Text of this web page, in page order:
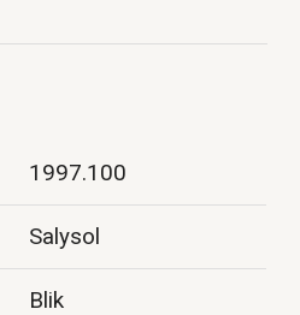
1997.100
Salysol
Blik